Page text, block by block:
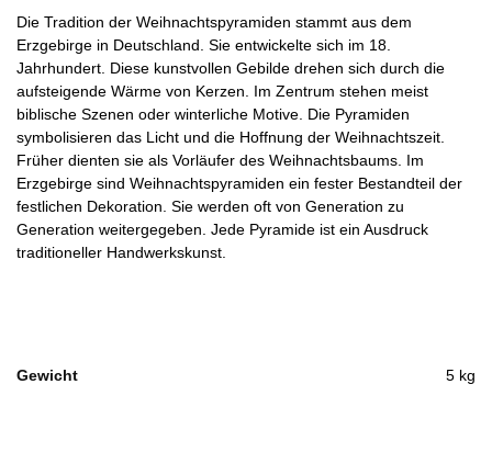
Die Tradition der Weihnachtspyramiden stammt aus dem
Erzgebirge in Deutschland. Sie entwickelte sich im 18.
Jahrhundert. Diese kunstvollen Gebilde drehen sich durch die
aufsteigende Wärme von Kerzen. Im Zentrum stehen meist
biblische Szenen oder winterliche Motive. Die Pyramiden
symbolisieren das Licht und die Hoffnung der Weihnachtszeit.
Früher dienten sie als Vorläufer des Weihnachtsbaums. Im
Erzgebirge sind Weihnachtspyramiden ein fester Bestandteil der
festlichen Dekoration. Sie werden oft von Generation zu
Generation weitergegeben. Jede Pyramide ist ein Ausdruck
traditioneller Handwerkskunst.
Gewicht 5 kg